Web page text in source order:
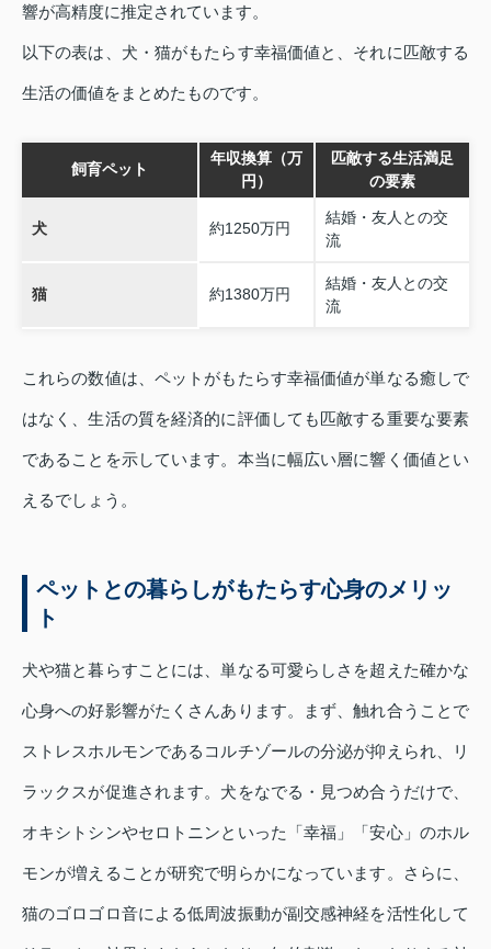
響が高精度に推定されています。
以下の表は、犬・猫がもたらす幸福価値と、それに匹敵する
生活の価値をまとめたものです。
飼育ペット
年収換算（万
円）
匹敵する生活満足
の要素
犬 約1250万円
結婚・友人との交
流
猫 約1380万円
結婚・友人との交
流
これらの数値は、ペットがもたらす幸福価値が単なる癒しで
はなく、生活の質を経済的に評価しても匹敵する重要な要素
であることを示しています。本当に幅広い層に響く価値とい
えるでしょう。
ペットとの暮らしがもたらす心身のメリッ
ト
犬や猫と暮らすことには、単なる可愛らしさを超えた確かな
心身への好影響がたくさんあります。まず、触れ合うことで
ストレスホルモンであるコルチゾールの分泌が抑えられ、リ
ラックスが促進されます。犬をなでる・見つめ合うだけで、
オキシトシンやセロトニンといった「幸福」「安心」のホル
モンが増えることが研究で明らかになっています。さらに、
猫のゴロゴロ音による低周波振動が副交感神経を活性化して